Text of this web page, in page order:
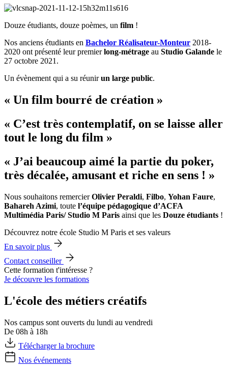
Douze étudiants, douze poèmes, un film !
Nos anciens étudiants en Bachelor Réalisateur-Monteur 2018-
2020 ont présenté leur premierlong-métrage au Studio Galande le
27 octobre 2021.
Un évènement qui a su réunirun large public.
« Un film bourré de création »
« C’est très contemplatif, on se laisse aller
tout le long du film »
« J’ai beaucoup aimé la partie du poker,
très décalée, amusant et riche en sens ! »
Nous souhaitons remercierOlivier Peraldi, Filbo, Yohan Faure,
Bahareh Azimi, toute l’équipe pédagogique d’ACFA
Multimédia Paris/ Studio M Paris ainsi que les Douze étudiants !
Découvrez notre école Studio M Paris et ses valeurs
En savoir plus
Contact conseiller
Cette formation t'intéresse ?
Je découvre les formations
L'école des métiers créatifs
Nos campus sont ouverts du lundi au vendredi
De 08h à 18h
Télécharger la brochure
Nos événements